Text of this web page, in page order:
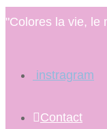
"Colores la vie, le
instragram
Contact